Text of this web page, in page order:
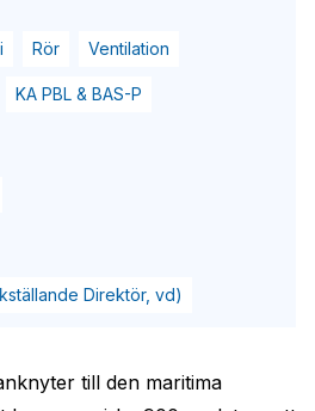
Rör Ventilation
KA PBL & BAS-P
Direktör, vd)
till den maritima